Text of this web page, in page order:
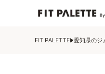
FIT PALETTE 愛知県のジ